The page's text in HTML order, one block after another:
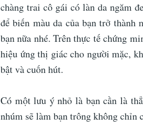
chàng trai cô gái có làn da ngăm
để biến màu da của bạn trở thành
bạn nữa nhé. Trên thực tế chứng
hiệu ứng thị giác cho người mặc,
bật và cuốn hút.
Có một lưu ý nhỏ là bạn cần là
nhúm sẽ làm bạn trông không